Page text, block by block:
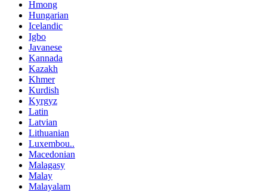
Hmong
Hungarian
Icelandic
Igbo
Javanese
Kannada
Kazakh
Khmer
Kurdish
Kyrgyz
Latin
Latvian
Lithuanian
Luxembou..
Macedonian
Malagasy
Malay
Malayalam